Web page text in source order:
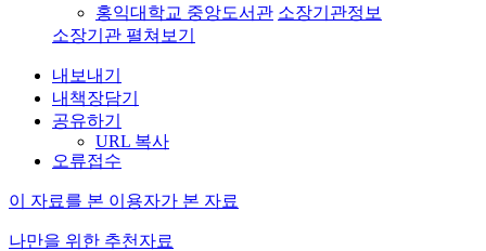
홍익대학교 중앙도서관 소장기관정보
소장기관 펼쳐보기
내보내기
내책장담기
공유하기
URL 복사
오류접수
이 자료를 본 이용자가 본 자료
나만을 위한 추천자료